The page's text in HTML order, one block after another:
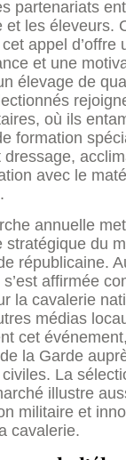
partenariats
et les éleveurs.
appel d’offre
et une
élevage de
où ils
formation
dressage,
avec le
annuelle
stratégique du
républicaine.
affirmée
la cavalerie
médias
cet
la Garde
La
illustre
militaire et
cavalerie.